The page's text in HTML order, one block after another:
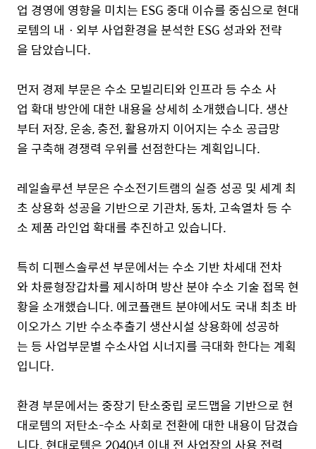
업 경영에 영향을 미치는 ESG중대 이슈를 중심으로 현대
로템의 내 ㆍ 외부 사업환경을 분석한 ESG 성과와 전략
을 담았습니다.
먼저 경제 부문은 수소 모빌리티와 인프라 등 수소 사
업 확대 방안에 대한 내용을 상세히 소개했습니다. 생산
부터 저장,운송,충전,활용까지 이어지는 수소 공급망
을 구축해 경쟁력 우위를 선점한다는 계획입니다.
레일솔루션 부문은 수소전기트램의 실증 성공 및 세계 최
초 상용화 성공을 기반으로 기관차, 동차, 고속열차 등 수
소 제품 라인업 확대를 추진하고 있습니다.
특히 디펜스솔루션 부문에서는 수소 기반 차세대 전차
와 차륜형장갑차를 제시하며 방산 분야 수소 기술 접목 현
황을 소개했습니다. 에코플랜트 분야에서도 국내 최초 바
이오가스 기반 수소추출기 생산시설 상용화에 성공하
는 등 사업부문별 수소사업 시너지를 극대화 한다는 계획
입니다.
환경 부문에서는 중장기 탄소중립 로드맵을 기반으로 현
대로템의 저탄소-수소 사회로 전환에 대한 내용이 담겼습
니다. 현대로템은 2040년 이내 전 사업장의 사용 전력